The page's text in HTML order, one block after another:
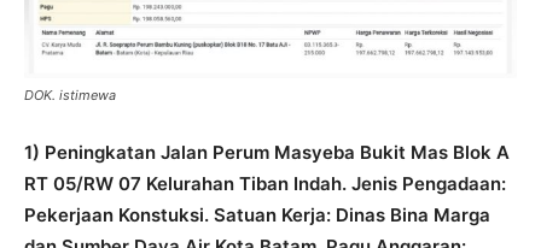
DOK. istimewa
1) Peningkatan Jalan Perum Masyeba Bukit Mas Blok A
RT 05/RW 07 Kelurahan Tiban Indah. Jenis Pengadaan:
Pekerjaan Konstuksi. Satuan Kerja: Dinas Bina Marga